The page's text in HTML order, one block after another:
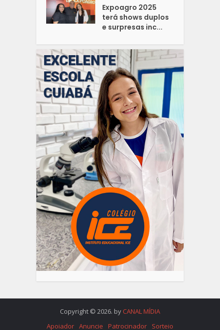
Expoagro 2025
terá shows duplos
e surpresas inc...
Copyright © 2026. by CANAL MÍDIA
Apoiador Anuncie Patrocinador Sorteio